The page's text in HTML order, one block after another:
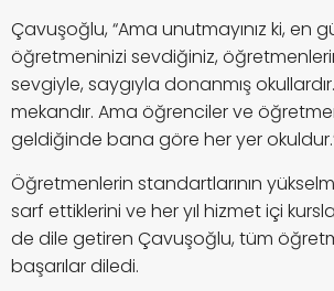
Çavuşoğlu, “Ama unutmayınız ki, en
öğretmeninizi sevdiğiniz,
sevgiyle, saygıyla donanmış
mekandır. Ama öğrenciler ve
geldiğinde bana göre her yer
Öğretmenlerin standartlarının
sarf ettiklerini ve her yıl hizmet içi
de dile getiren Çavuşoğlu, tüm
başarılar diledi.